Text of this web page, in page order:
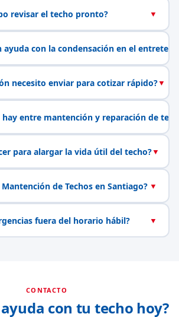
revisar el techo pronto? ▼
ayuda con la condensación en el
necesito enviar para cotizar rápido?▼
hay entre mantención y reparación de
para alargar la vida útil del techo?▼
de Techos en Santiago? ▼
fuera del horario hábil? ▼
CONTACTO
con tu techo hoy?